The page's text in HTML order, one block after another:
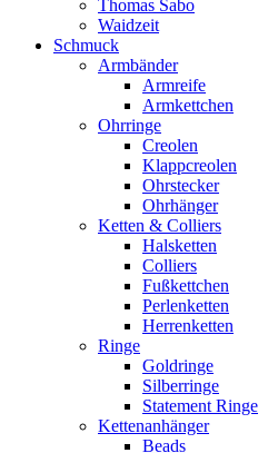
Thomas Sabo
Waidzeit
Schmuck
Armbänder
Armreife
Armkettchen
Ohrringe
Creolen
Klappcreolen
Ohrstecker
Ohrhänger
Ketten & Colliers
Halsketten
Colliers
Fußkettchen
Perlenketten
Herrenketten
Ringe
Goldringe
Silberringe
Statement Ringe
Kettenanhänger
Beads